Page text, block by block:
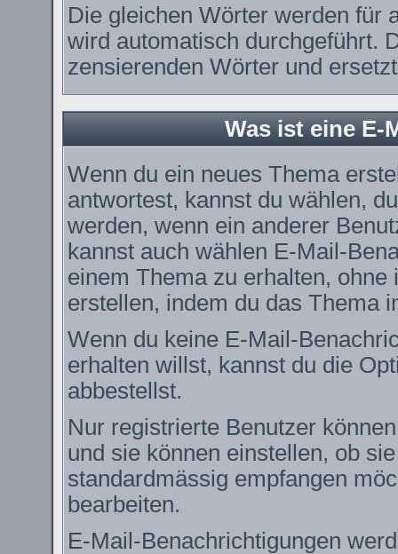
Die gleichen Wörter werden für
wird automatisch durchgeführt.
zensierenden Wörter und
Was ist eine
Wenn du ein neues Thema
antwortest, kannst du wählen,
werden, wenn ein anderer
kannst auch wählen E-Mail-
einem Thema zu erhalten,
erstellen, indem du das Thema
Wenn du keine E-Mail-
erhalten willst, kannst du die
abbestellst.
Nur registrierte Benutzer
und sie können einstellen, ob
standardmässig empfangen
bearbeiten.
E-Mail-Benachrichtigungen